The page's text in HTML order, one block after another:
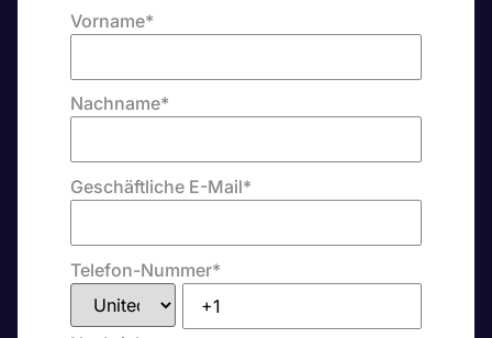
Vorname*
Nachname*
Geschäftliche E-Mail*
Telefon-Nummer*